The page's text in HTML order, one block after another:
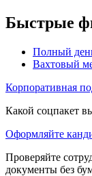
Быстрые
Полный
Вахтовый
Корпоративная
Какой соцпакет
Оформляйте
Проверяйте
документы без